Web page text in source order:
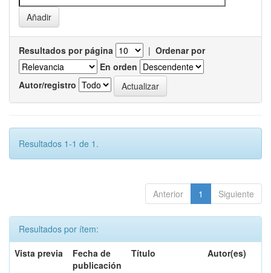
Resultados por página | Ordenar por
En orden
Autor/registro
Resultados 1-1 de 1.
Anterior 1 Siguiente
Resultados por ítem:
Vista previa
Fecha de
publicación
Título Autor(es)